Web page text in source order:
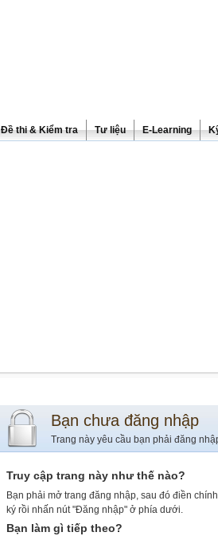
Đề thi & Kiểm tra Tư liệu E-Learning
Bạn chưa đăng nhập
Trang này yêu cầu bạn phải đăng
Truy cập trang này như thế nào?
Bạn phải mở trang đăng nhập, sau đó điền
ký rồi nhấn nút "Đăng nhập" ở phía dưới.
Bạn làm gì tiếp theo?